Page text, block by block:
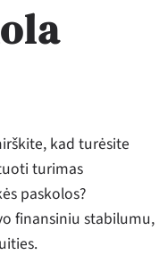
kad turėsite
turimas
paskolos?
finansiniu stabilumu,